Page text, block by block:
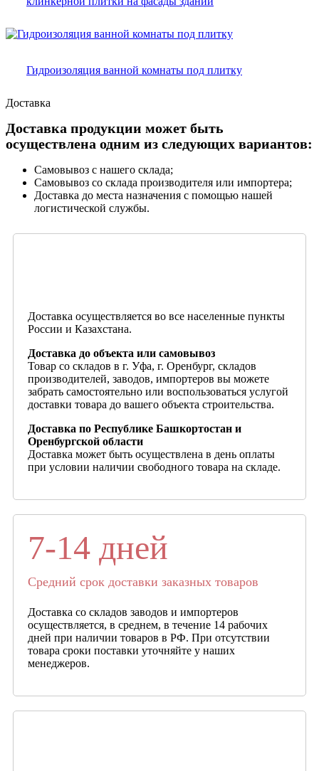
Гидроизоляция ванной комнаты под плитку
Доставка
Доставка продукции может быть
осуществлена одним из следующих вариантов:
Самовывоз с нашего склада;
Самовывоз со склада производителя или импортера;
Доставка до места назначения с помощью нашей
логистической службы.
Доставка осуществляется во все населенные пункты
России и Казахстана.
Доставка до объекта или самовывоз
Товар со складов в г. Уфа, г. Оренбург, складов
производителей, заводов, импортеров вы можете
забрать самостоятельно или воспользоваться услугой
доставки товара до вашего объекта строительства.
Доставка по Республике Башкортостан и
Оренбургской области
Доставка может быть осуществлена в день оплаты
при условии наличии свободного товара на складе.
7-14 дней
Средний срок доставки заказных товаров
Доставка со складов заводов и импортеров
осуществляется, в среднем, в течение 14 рабочих
дней при наличии товаров в РФ. При отсутствии
товара сроки поставки уточняйте у наших
менеджеров.